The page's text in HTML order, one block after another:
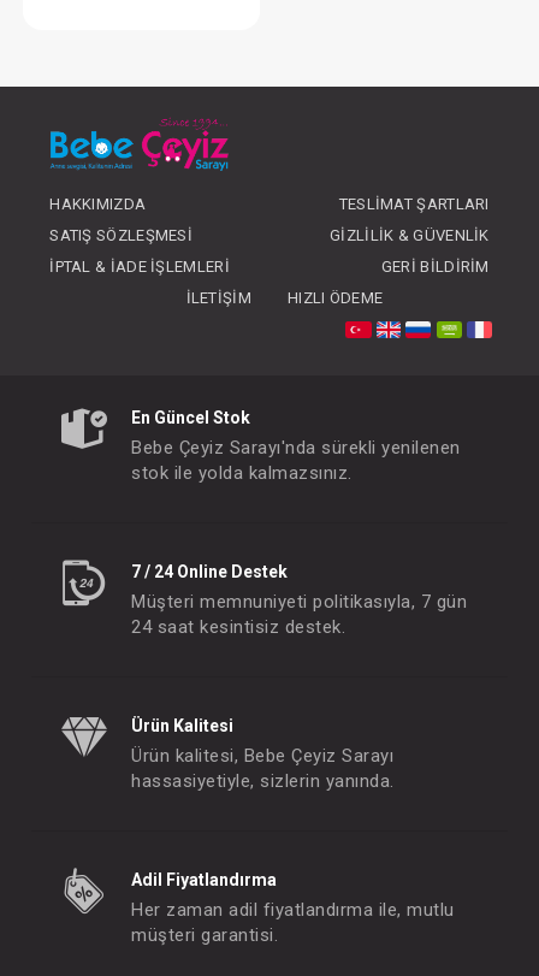
OLUNUZ
HAKKIMIZDA
TESLIMAT ŞARTLARI
SATIŞ SÖZLEŞMESI
GIZLILIK & GÜVENLIK
İPTAL & İADE İŞLEMLERI
GERI BILDIRIM
İLETIŞIM
HIZLI ÖDEME
En Güncel Stok
Bebe Çeyiz Sarayı'nda sürekli yenilenen
stok ile yolda kalmazsınız.
7 / 24 Online Destek
Müşteri memnuniyeti politikasıyla, 7 gün
24 saat kesintisiz destek.
Ürün Kalitesi
Ürün kalitesi, Bebe Çeyiz Sarayı
hassasiyetiyle, sizlerin yanında.
Adil Fiyatlandırma
Her zaman adil fiyatlandırma ile, mutlu
müşteri garantisi.